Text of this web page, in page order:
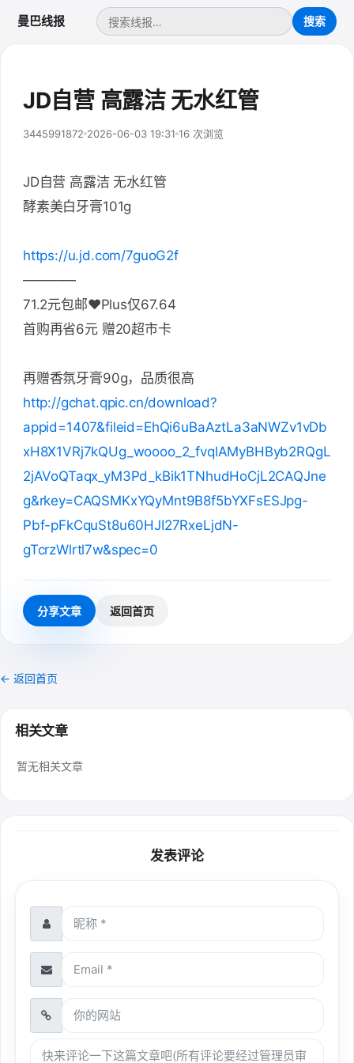
曼巴线报
JD自营 高露洁 无水红管
3445991872 2026-06-03 19:31 16 次浏览
JD自营 高露洁 无水红管
酵素美白牙膏101g
https://u.jd.com/7guoG2f
————
71.2元包邮♥Plus仅67.64
首购再省6元 赠20超市卡
再赠香氛牙膏90g，品质很高
http://gchat.qpic.cn/download?
appid=1407&fileid=EhQi6uBaAztLa3aNWZv1vDb
xH8X1VRj7kQUg_woooo_2_fvqlAMyBHByb2RQgL
2jAVoQTaqx_yM3Pd_kBik1TNhudHoCjL2CAQJne
g&rkey=CAQSMKxYQyMnt9B8f5bYXFsESJpg-
Pbf-pFkCquSt8u60HJI27RxeLjdN-
gTcrzWlrtl7w&spec=0
分享文章 返回首页
← 返回首页
相关文章
暂无相关文章
发表评论